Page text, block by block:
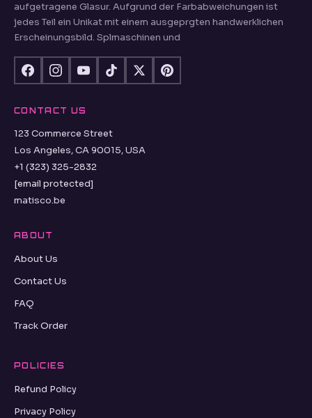
aufgetragene Glasur. Aufgrund der Farbabweichungen ist
jedes Teil ein Unikat mit einem ausgeprgten handwerklichen
Erscheinungsbild. Splmaschinen und
CONTACT US
123 Commerce Street
Los Angeles, CA 90015, USA
+1 (323) 325-2832
[email protected]
matisco.be
ABOUT
About Us
Contact Us
FAQ
Track Order
POLICIES
Refund Policy
Privacy Policy